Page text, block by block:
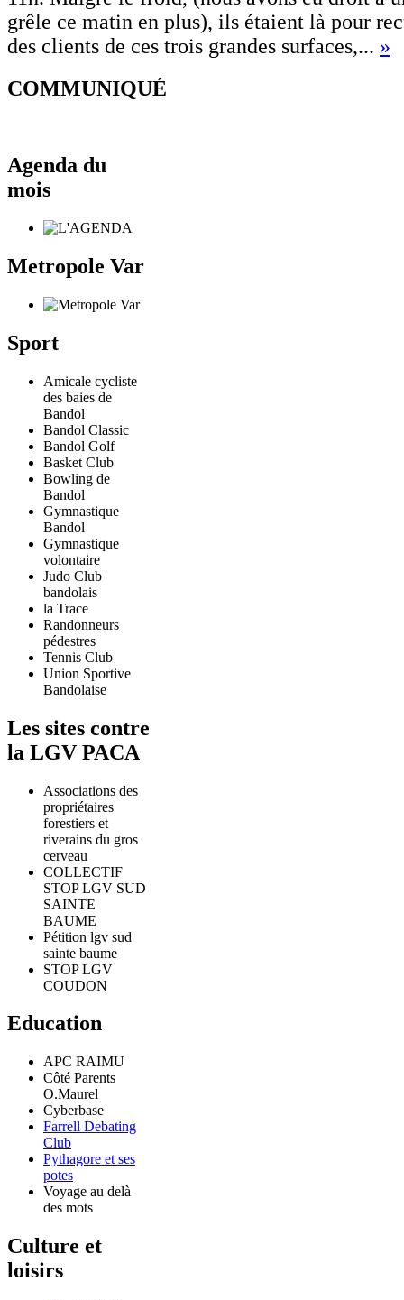
grêle ce matin en plus), ils étaient là pour
des clients de ces trois grandes surfaces,... »
COMMUNIQUÉ
Agenda du
mois
Metropole Var
Sport
Amicale cycliste
des baies de
Bandol
Bandol Classic
Bandol Golf
Basket Club
Bowling de
Bandol
Gymnastique
Bandol
Gymnastique
volontaire
Judo Club
bandolais
la Trace
Randonneurs
pédestres
Tennis Club
Union Sportive
Bandolaise
Les sites contre
la LGV PACA
Associations des
propriétaires
forestiers et
riverains du gros
cerveau
COLLECTIF
STOP LGV SUD
SAINTE
BAUME
Pétition lgv sud
sainte baume
STOP LGV
COUDON
Education
APC RAIMU
Côté Parents
O.Maurel
Cyberbase
Farrell Debating
Club
Pythagore et ses
potes
Voyage au delà
des mots
Culture et
loisirs